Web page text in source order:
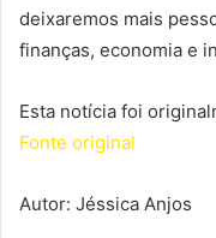
deixaremos mais
finanças, economia e
Esta notícia foi
Fonte original
Autor: Jéssica Anjos